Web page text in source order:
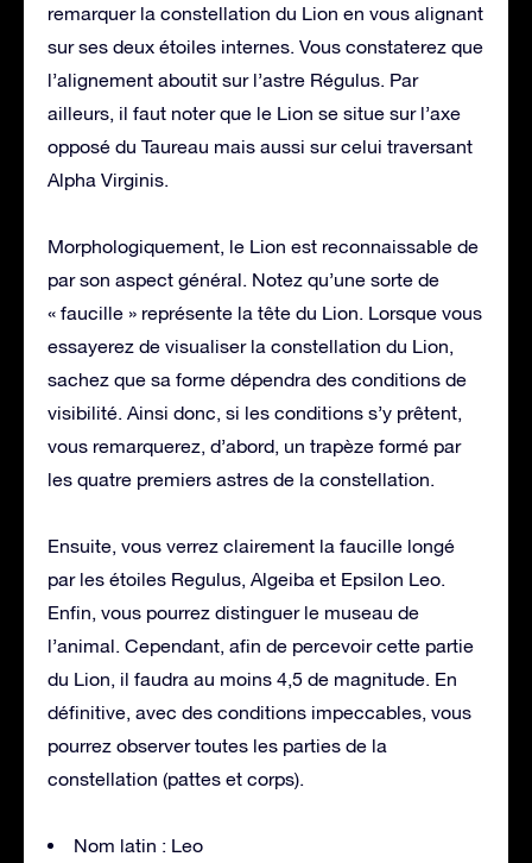
remarquer la constellation du Lion en vous alignant
sur ses deux étoiles internes. Vous constaterez que
l’alignement aboutit sur l’astre Régulus. Par
ailleurs, il faut noter que le Lion se situe sur l’axe
opposé du Taureau mais aussi sur celui traversant
Alpha Virginis.
Morphologiquement, le Lion est reconnaissable de
par son aspect général. Notez qu’une sorte de
« faucille » représente la tête du Lion. Lorsque vous
essayerez de visualiser la constellation du Lion,
sachez que sa forme dépendra des conditions de
visibilité. Ainsi donc, si les conditions s’y prêtent,
vous remarquerez, d’abord, un trapèze formé par
les quatre premiers astres de la constellation.
Ensuite, vous verrez clairement la faucille longé
par les étoiles Regulus, Algeiba et Epsilon Leo.
Enfin, vous pourrez distinguer le museau de
l’animal. Cependant, afin de percevoir cette partie
du Lion, il faudra au moins 4,5 de magnitude. En
définitive, avec des conditions impeccables, vous
pourrez observer toutes les parties de la
constellation (pattes et corps).
Nom latin : Leo